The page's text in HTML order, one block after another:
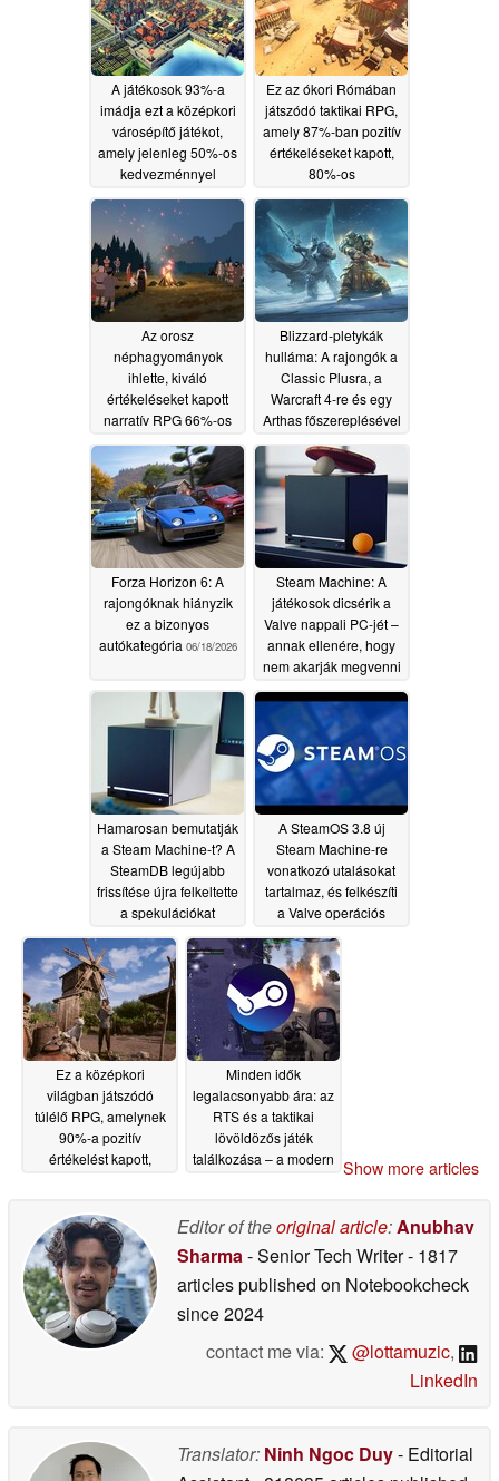
A játékosok 93%-a
imádja ezt a középkori
városépítő játékot,
amely jelenleg 50%-os
kedvezménnyel
kapható a Steam-en
06/22/2026
Ez az ókori Rómában
játszódó taktikai RPG,
amely 87%-ban pozitív
értékeléseket kapott,
80%-os
kedvezménnyel
kapható a Steam-en
06/20/2026
Az orosz
néphagyományok
ihlette, kiváló
értékeléseket kapott
narratív RPG 66%-os
kedvezménnyel
kapható a Steam-en
06/19/2026
Blizzard-pletykák
hulláma: A rajongók a
Classic Plusra, a
Warcraft 4-re és egy
Arthas főszereplésével
készülő ARPG-re
számítanak06/18/2026
Forza Horizon 6: A
rajongóknak hiányzik
ez a bizonyos
autókategória 06/18/2026
Steam Machine: A
játékosok dicsérik a
Valve nappali PC-jét –
annak ellenére, hogy
nem akarják megvenni
06/18/2026
Hamarosan bemutatják
a Steam Machine-t? A
SteamDB legújabb
frissítése újra felkeltette
a spekulációkat
06/18/2026
A SteamOS 3.8 új
Steam Machine-re
vonatkozó utalásokat
tartalmaz, és felkészíti
a Valve operációs
rendszerét további
hordozható eszközökre
06/18/2026
Ez a középkori
világban játszódó
túlélő RPG, amelynek
90%-a pozitív
értékelést kapott,
kapható a Steam-en
06/18/2026
Minden idők
legalacsonyabb ára: az
RTS és a taktikai
lövöldözős játék
találkozása – a modern
Steam-en06/18/2026
Show more articles
Editor of theoriginal article:Anubhav
Sharma- Senior Tech Writer- 1817
articles published on Notebookcheck
since 2024
contact me via:
@lottamuzic,
LinkedIn
Translator: Ninh Ngoc Duy- Editorial